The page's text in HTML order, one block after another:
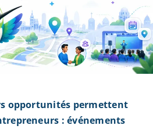
opportunités permettent
: événements